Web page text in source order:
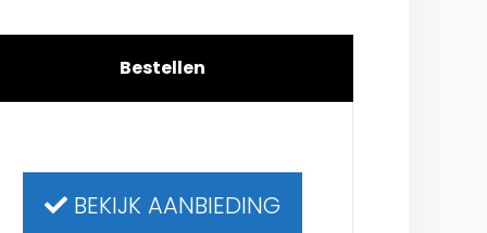
Bestellen
BEKIJK AANBIEDING